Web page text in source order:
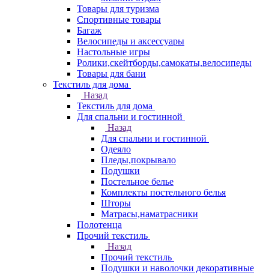
Товары для туризма
Спортивные товары
Багаж
Велосипеды и аксессуары
Настольные игры
Ролики,скейтборды,самокаты,велосипеды
Товары для бани
Текстиль для дома
Назад
Текстиль для дома
Для спальни и гостинной
Назад
Для спальни и гостинной
Одеяло
Пледы,покрывало
Подушки
Постельное белье
Комплекты постельного белья
Шторы
Матрасы,наматрасники
Полотенца
Прочий текстиль
Назад
Прочий текстиль
Подушки и наволочки декоративные